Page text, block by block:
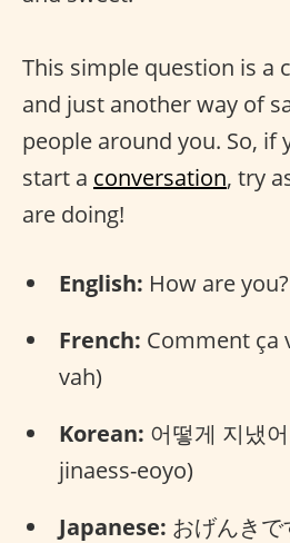
This simple question is a
and just another way of
people around you. So, if
start a conversation, try
are doing!
English: How are you?
French: Comment ça
vah)
Korean: 어떻게 지냈
jinaess-eoyo)
Japanese: おげんき